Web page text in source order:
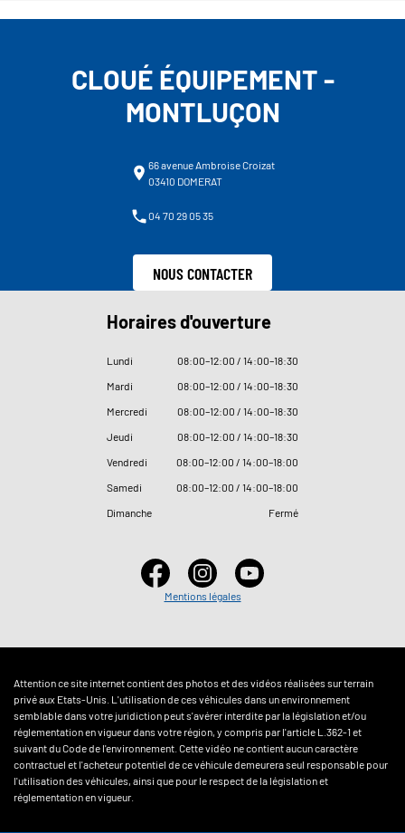
CLOUÉ ÉQUIPEMENT -
MONTLUÇON
66 avenue Ambroise Croizat
03410 DOMERAT
04 70 29 05 35
NOUS CONTACTER
Horaires d'ouverture
Lundi 08:00–12:00 / 14:00–18:30
Mardi
08:00–12:00 / 14:00–18:30
Mercredi
08:00–12:00 / 14:00–18:30
Jeudi
08:00–12:00 / 14:00–18:30
Vendredi
08:00–12:00 / 14:00–18:00
Samedi
08:00–12:00 / 14:00–18:00
Dimanche
Fermé
Mentions légales
Attention ce site internet contient des photos et des vidéos réalisées sur terrain
privé aux Etats-Unis. L'utilisation de ces véhicules dans un environnement
semblable dans votre juridiction peut s'avérer interdite par la législation et/ou
réglementation en vigueur dans votre région, y compris par l'article L.362-1 et
suivant du Code de l'environnement. Cette vidéo ne contient aucun caractère
contractuel et l'acheteur potentiel de ce véhicule demeurera seul responsable pour
l'utilisation des véhicules, ainsi que pour le respect de la législation et
réglementation en vigueur.